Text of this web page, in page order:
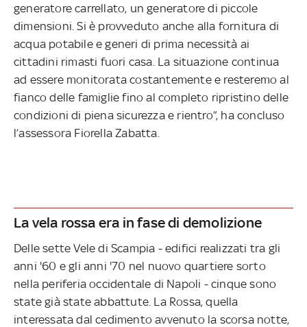
generatore carrellato, un generatore di piccole
dimensioni. Si è provveduto anche alla fornitura di
acqua potabile e generi di prima necessità ai
cittadini rimasti fuori casa. La situazione continua
ad essere monitorata costantemente e resteremo al
fianco delle famiglie fino al completo ripristino delle
condizioni di piena sicurezza e rientro”, ha concluso
l’assessora Fiorella Zabatta.
La vela rossa era in fase di demolizione
Delle sette Vele di Scampia - edifici realizzati tra gli
anni '60 e gli anni '70 nel nuovo quartiere sorto
nella periferia occidentale di Napoli - cinque sono
state già state abbattute. La Rossa, quella
interessata dal cedimento avvenuto la scorsa notte,